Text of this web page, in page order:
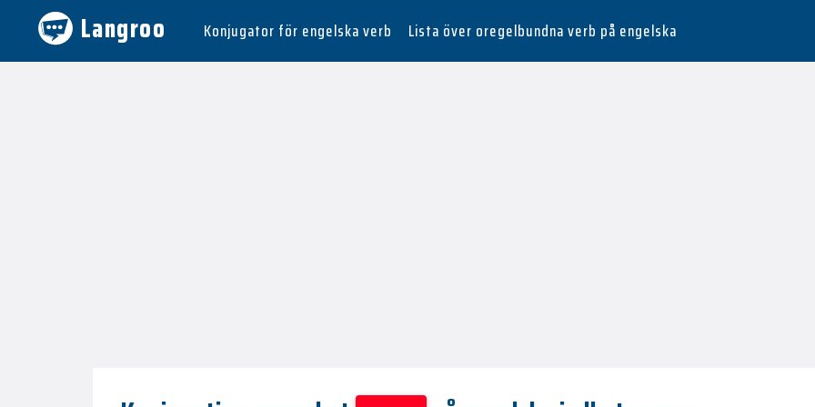
Langroo Konjugator för engelska verb Lista över oregelbundna verb på engelska